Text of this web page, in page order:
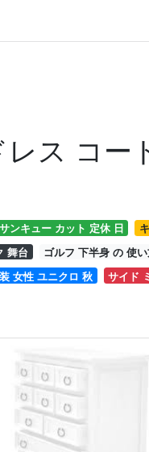
ス コー
サンキュー カット 定休 日
舞台
ゴルフ 下半身 の 使
女性 ユニクロ 秋
サイド